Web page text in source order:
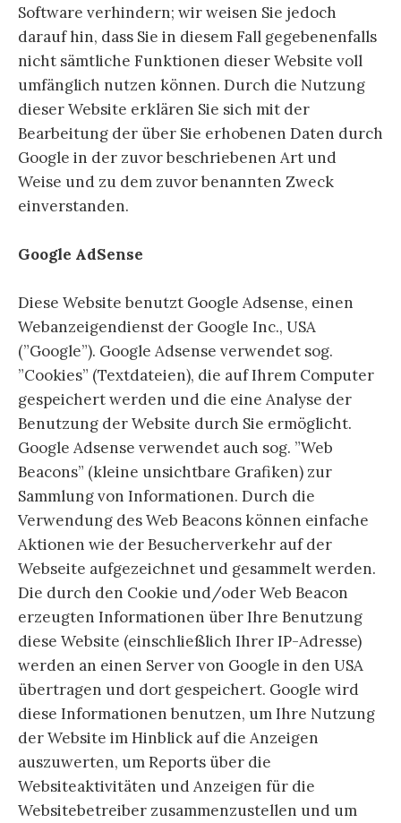
Software verhindern; wir weisen Sie jedoch
darauf hin, dass Sie in diesem Fall gegebenenfalls
nicht sämtliche Funktionen dieser Website voll
umfänglich nutzen können. Durch die Nutzung
dieser Website erklären Sie sich mit der
Bearbeitung der über Sie erhobenen Daten durch
Google in der zuvor beschriebenen Art und
Weise und zu dem zuvor benannten Zweck
einverstanden.
Google AdSense
Diese Website benutzt Google Adsense, einen
Webanzeigendienst der Google Inc., USA
(”Google”). Google Adsense verwendet sog.
”Cookies” (Textdateien), die auf Ihrem Computer
gespeichert werden und die eine Analyse der
Benutzung der Website durch Sie ermöglicht.
Google Adsense verwendet auch sog. ”Web
Beacons” (kleine unsichtbare Grafiken) zur
Sammlung von Informationen. Durch die
Verwendung des Web Beacons können einfache
Aktionen wie der Besucherverkehr auf der
Webseite aufgezeichnet und gesammelt werden.
Die durch den Cookie und/oder Web Beacon
erzeugten Informationen über Ihre Benutzung
diese Website (einschließlich Ihrer IP-Adresse)
werden an einen Server von Google in den USA
übertragen und dort gespeichert. Google wird
diese Informationen benutzen, um Ihre Nutzung
der Website im Hinblick auf die Anzeigen
auszuwerten, um Reports über die
Websiteaktivitäten und Anzeigen für die
Websitebetreiber zusammenzustellen und um